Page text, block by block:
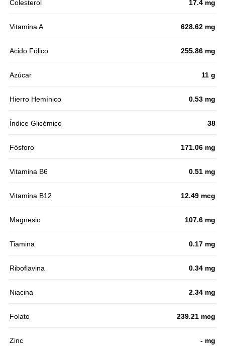
Colesterol 17.4 mg
Vitamina A 628.62 mg
Acido Fólico 255.86 mg
Azúcar 11 g
Hierro Hemínico 0.53 mg
Índice Glicémico 38
Fósforo 171.06 mg
Vitamina B6 0.51 mg
Vitamina B12 12.49 mcg
Magnesio 107.6 mg
Tiamina 0.17 mg
Riboflavina 0.34 mg
Niacina 2.34 mg
Folato 239.21 mcg
Zinc - mg